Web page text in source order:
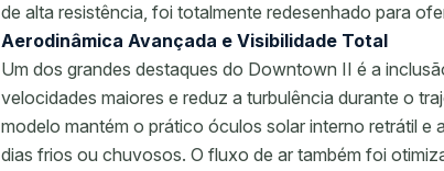
de alta resistência, foi totalmente redesenhado para
Aerodinâmica Avançada e Visibilidade Total
Um dos grandes destaques do Downtown II é a
velocidades maiores e reduz a turbulência durante o
modelo mantém o prático óculos solar interno retrátil
dias frios ou chuvosos. O fluxo de ar também foi